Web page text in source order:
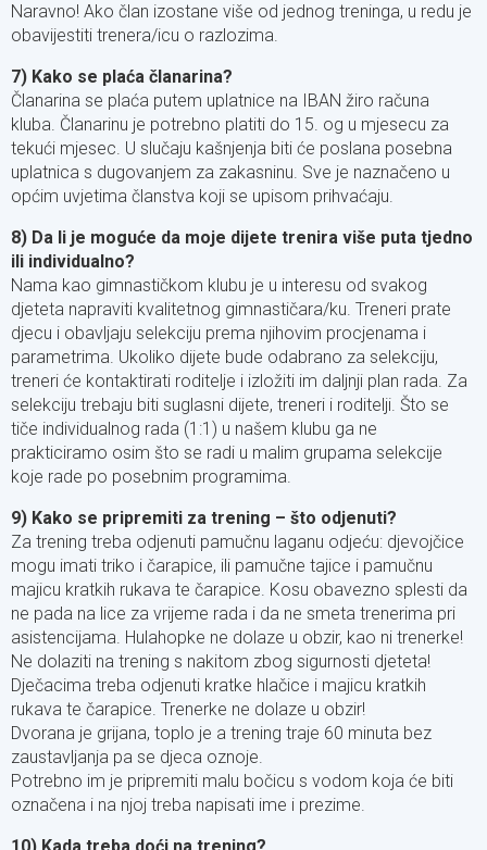
Naravno! Ako član izostane više od jednog treninga, u redu je
obavijestiti trenera/icu o razlozima.
7) Kako se plaća članarina?
Članarina se plaća putem uplatnice na IBAN žiro računa
kluba. Članarinu je potrebno platiti do 15. og u mjesecu za
tekući mjesec. U slučaju kašnjenja biti će poslana posebna
uplatnica s dugovanjem za zakasninu. Sve je naznačeno u
općim uvjetima članstva koji se upisom prihvaćaju.
8) Da li je moguće da moje dijete trenira više puta tjedno
ili individualno?
Nama kao gimnastičkom klubu je u interesu od svakog
djeteta napraviti kvalitetnog gimnastičara/ku. Treneri prate
djecu i obavljaju selekciju prema njihovim procjenama i
parametrima. Ukoliko dijete bude odabrano za selekciju,
treneri će kontaktirati roditelje i izložiti im daljnji plan rada. Za
selekciju trebaju biti suglasni dijete, treneri i roditelji. Što se
tiče individualnog rada (1:1) u našem klubu ga ne
prakticiramo osim što se radi u malim grupama selekcije
koje rade po posebnim programima.
9) Kako se pripremiti za trening – što odjenuti?
Za trening treba odjenuti pamučnu laganu odjeću: djevojčice
mogu imati triko i čarapice, ili pamučne tajice i pamučnu
majicu kratkih rukava te čarapice. Kosu obavezno splesti da
ne pada na lice za vrijeme rada i da ne smeta trenerima pri
asistencijama. Hulahopke ne dolaze u obzir, kao ni trenerke!
Ne dolaziti na trening s nakitom zbog sigurnosti djeteta!
Dječacima treba odjenuti kratke hlačice i majicu kratkih
rukava te čarapice. Trenerke ne dolaze u obzir!
Dvorana je grijana, toplo je a trening traje 60 minuta bez
zaustavljanja pa se djeca oznoje.
Potrebno im je pripremiti malu bočicu s vodom koja će biti
označena i na njoj treba napisati ime i prezime.